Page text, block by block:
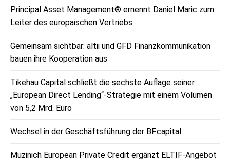
Principal Asset Management® ernennt Daniel Maric zum
Leiter des europäischen Vertriebs
Gemeinsam sichtbar: altii und GFD Finanzkommunikation
bauen ihre Kooperation aus
Tikehau Capital schließt die sechste Auflage seiner
„European Direct Lending“-Strategie mit einem Volumen
von 5,2 Mrd. Euro
Wechsel in der Geschäftsführung der BF.capital
Muzinich European Private Credit ergänzt ELTIF-Angebot